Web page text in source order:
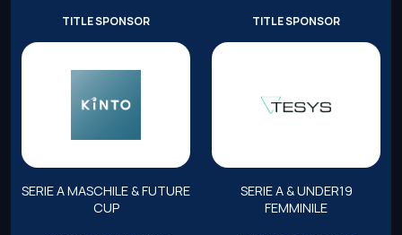
TITLE SPONSOR
SERIE A MASCHILE & FUTURE
CUP
TITLE SPONSOR
SERIE A & UNDER19
FEMMINILE